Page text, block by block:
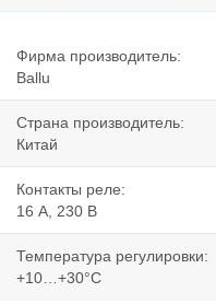
Фирма производитель:
Вallu
Страна производитель:
Китай
Контакты реле:
16 А, 230 В
Температура регулировки:
+10…+30°С